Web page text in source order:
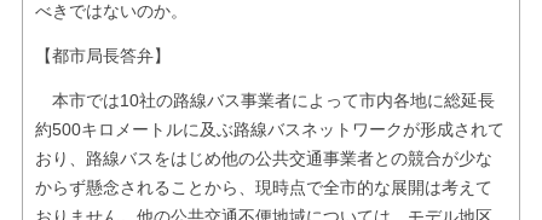
べきではないのか。
【都市局長答弁】
本市では10社の路線バス事業者によって市内各地に総延長
約500キロメートルに及ぶ路線バスネットワークが形成されて
おり、路線バスをはじめ他の公共交通事業者との競合が少な
からず懸念されることから、現時点で全市的な展開は考えて